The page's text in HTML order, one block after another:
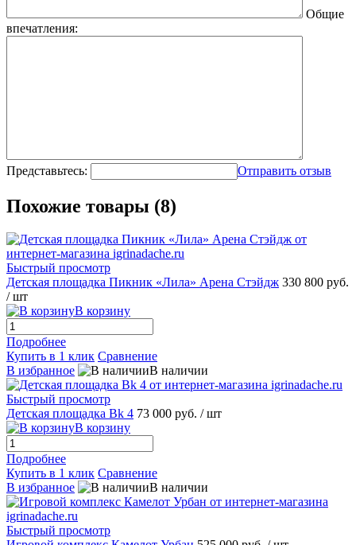
Общие
впечатления:
Представьтесь: Отправить отзыв
Похожие товары (8)
Быстрый просмотр
Детская площадка Пикник «Лила» Арена Стэйдж 330 800 руб.
/ шт
В корзину
Подробнее
Купить в 1 клик Сравнение
В избранное
В наличии
Быстрый просмотр
Детская площадка Bk 4 73 000 руб. / шт
В корзину
Подробнее
Купить в 1 клик Сравнение
В избранное
В наличии
Быстрый просмотр